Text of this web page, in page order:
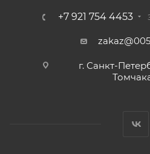
+7 921 754 4453
г. Санкт-